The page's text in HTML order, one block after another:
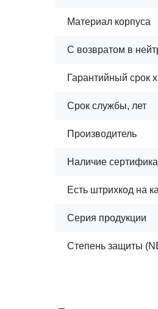
Материал корпуса
С возвратом в
Гарантийный срок
Срок службы, лет
Производитель
Наличие
Есть штрихкод на
Серия продукции
Степень защиты